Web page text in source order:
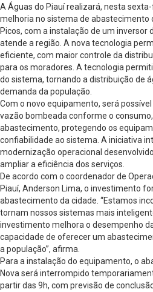
A Águas do Piauí realizará, nesta
melhoria no sistema de abastecimento
Picos, com a instalação de um inversor
atende a região. A nova tecnologia
eficiente, com maior controle da
para os moradores. A tecnologia
do sistema, tornando a distribuição de
demanda da população.
Com o novo equipamento, será
vazão bombeada conforme o
abastecimento, protegendo os
confiabilidade ao sistema. A iniciativa
modernização operacional
ampliar a eficiência dos serviços.
De acordo com o coordenador de
Piauí, Anderson Lima, o investimento
abastecimento da cidade. “Estamos
tornam nossos sistemas mais
investimento melhora o desempenho
capacidade de oferecer um
a população”, afirma.
Para a instalação do equipamento, o
Nova será interrompido
partir das 9h, com previsão de